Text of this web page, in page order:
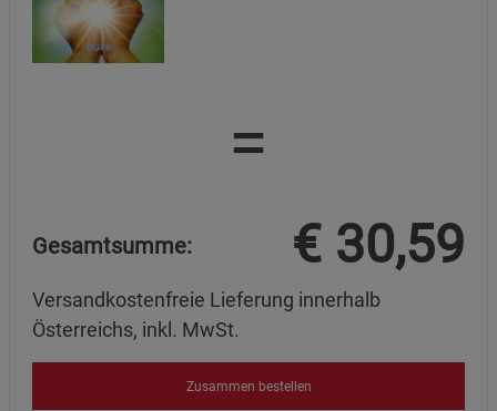
=
Gesamtsumme: € 30,59
Versandkostenfreie Lieferung innerhalb
Österreichs, inkl. MwSt.
Zusammen bestellen